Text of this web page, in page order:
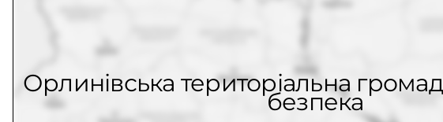
Орлинівська територіальна
безпека